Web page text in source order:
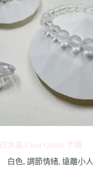
白水晶 Clear Quartz 手鏈
白色,調節情緒,遠離小人